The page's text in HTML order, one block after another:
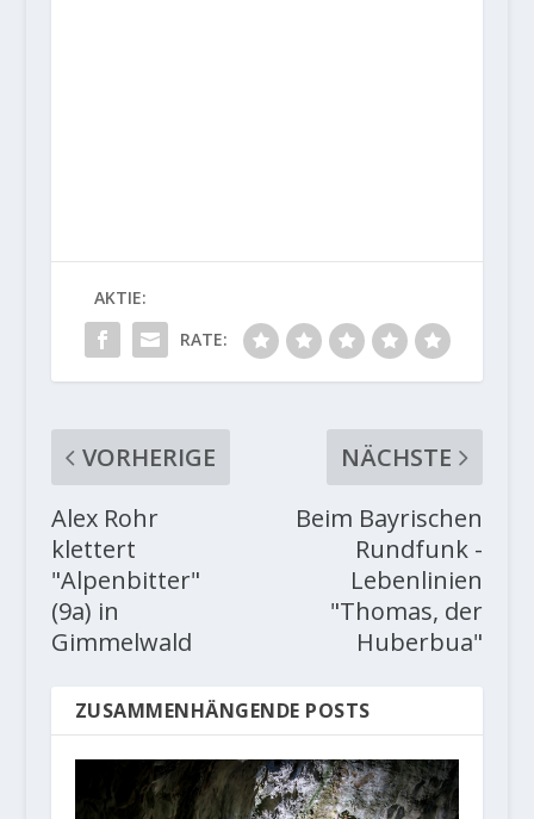
AKTIE:
RATE:
VORHERIGE
Alex Rohr
klettert
"Alpenbitter"
(9a) in
Gimmelwald
NÄCHSTE
Beim Bayrischen
Rundfunk -
Lebenlinien
"Thomas, der
Huberbua"
ZUSAMMENHÄNGENDE POSTS